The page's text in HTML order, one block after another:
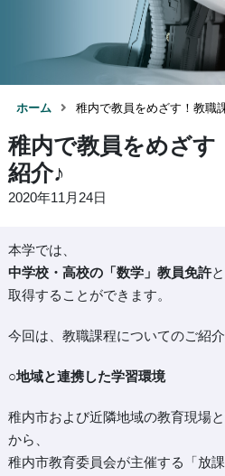
ホーム 稚内で教員をめざす！教職
稚内で教員をめざす
紹介♪
2020年11月24日
本学では、
中学校・高校の「数学」教員免許と
取得することができます。
今回は、教職課程についてのご紹介
○地域と連携した学習環境
稚内市および近隣地域の教育現場
から、
稚内市教育委員会が主催する「放